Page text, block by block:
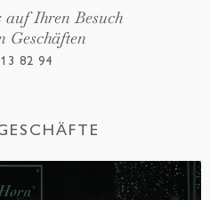
Ihren Besuch
Geschäften
82 94